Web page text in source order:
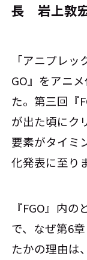
長 岩上敦
「アニプレ
GO』をアニ
た。第三回『
が出た頃にク
要素がタイミ
化発表に至り
『FGO』内
で、なぜ第6
たかの理由は